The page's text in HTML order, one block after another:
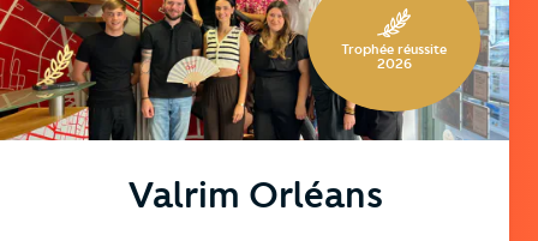
Valrim Orléans
Trophée réussite
2026